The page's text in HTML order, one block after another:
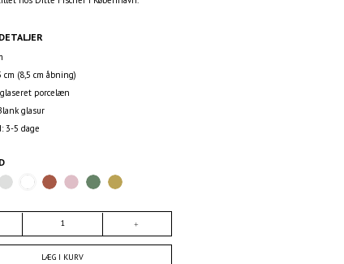
cm (8,5 cm åbning)
porcelæn
glasur
3-5 dage
LÆG I KURV